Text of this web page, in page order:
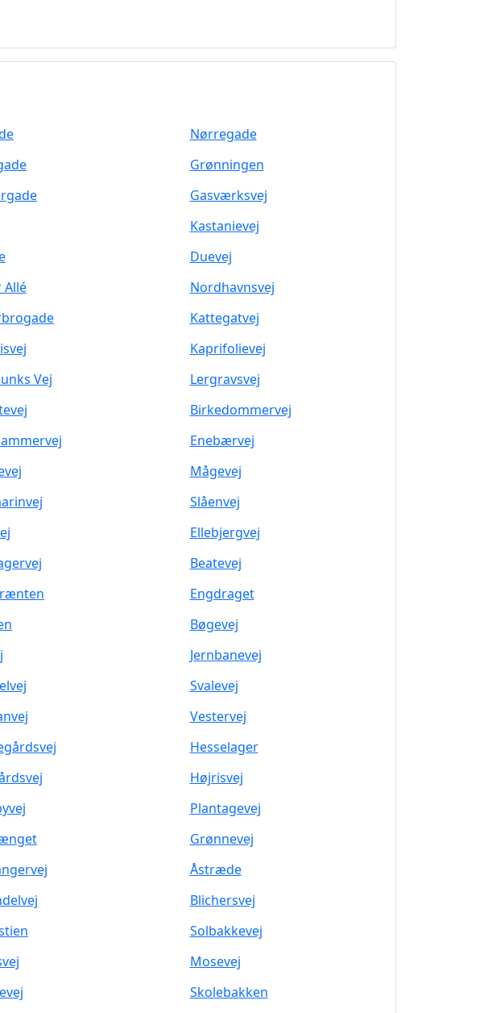
Nørregade
Grønningen
Gasværksvej
Kastanievej
Duevej
Nordhavnsvej
Kattegatvej
Kaprifolievej
Vej
Lergravsvej
Birkedommervej
Enebærvej
Mågevej
Slåenvej
Ellebjergvej
Beatevej
Engdraget
Bøgevej
Jernbanevej
Svalevej
Vestervej
Hesselager
Højrisvej
Plantagevej
Grønnevej
Åstræde
Blichersvej
Solbakkevej
Mosevej
Skolebakken